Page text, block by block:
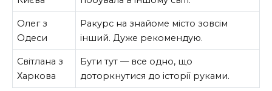
Олег з
Одеси
Ракурс на знайоме місто зовсім
інший. Дуже рекомендую.
Світлана з
Харкова
Бути тут — все одно, що
доторкнутися до історії руками.